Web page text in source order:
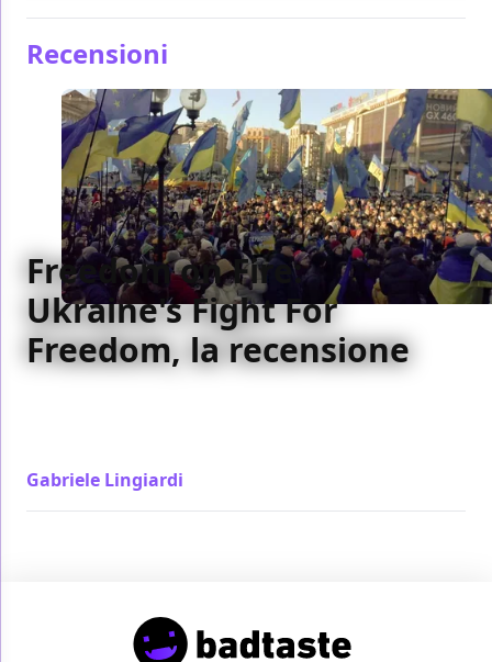
Recensioni
Freedom on Fire:
Ukraine's Fight For
Freedom, la recensione
Gabriele Lingiardi